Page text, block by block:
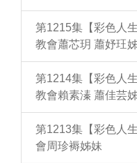
第1215集【彩色人
教會蕭芯玥 蕭妤玨
第1214集【彩色人
教會賴素溱 蕭佳芸
第1213集【彩色人
會周珍褥姊妹